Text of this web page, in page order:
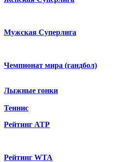
Мужская Суперлига
Чемпионат мира (гандбол)
Лыжные гонки
Теннис
Рейтинг ATP
Рейтинг WTA